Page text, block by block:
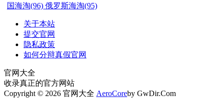
国海淘(96) 俄罗斯海淘(95)
关于本站
提交官网
隐私政策
如何分辩真假官网
官网大全
收录真正的官方网站
Copyright © 2026 官网大全 AeroCoreby GwDir.Com